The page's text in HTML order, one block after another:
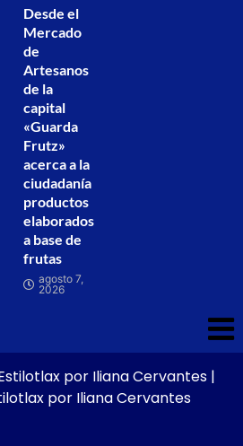
Desde el
Mercado
de
Artesanos
de la
capital
«Guarda
Frutz»
acerca a la
ciudadanía
productos
elaborados
a base de
frutas
agosto 7,
2026
por Iliana Cervantes |
por Iliana Cervantes